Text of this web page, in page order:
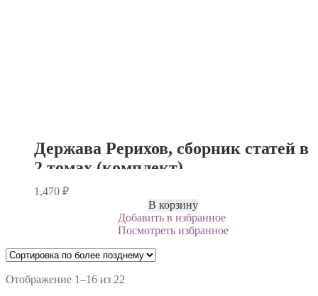
Держава Рерихов, сборник статей в
2 томах (комплект)
1,470 ₽
В корзину
Добавить в избранное
Посмотреть избранное
Отображение 1–16 из 22